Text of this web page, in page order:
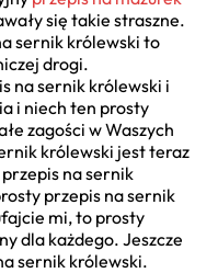
się takie straszne.
sernik królewski to
drogi.
na sernik królewski i
i niech ten prosty
zagości w Waszych
królewski jest teraz
na sernik
przepis na sernik
mi, to prosty
dla każdego. Jeszcze
sernik królewski.